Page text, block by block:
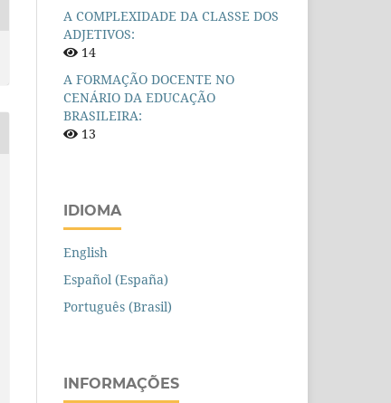
A COMPLEXIDADE DA CLASSE DOS
ADJETIVOS:
14
A FORMAÇÃO DOCENTE NO
CENÁRIO DA EDUCAÇÃO
BRASILEIRA:
13
IDIOMA
English
Español (España)
Português (Brasil)
INFORMAÇÕES